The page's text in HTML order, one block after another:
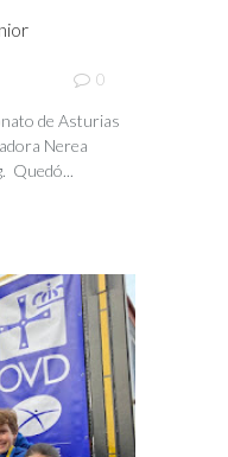
0
de Asturias
Nerea
Quedó...